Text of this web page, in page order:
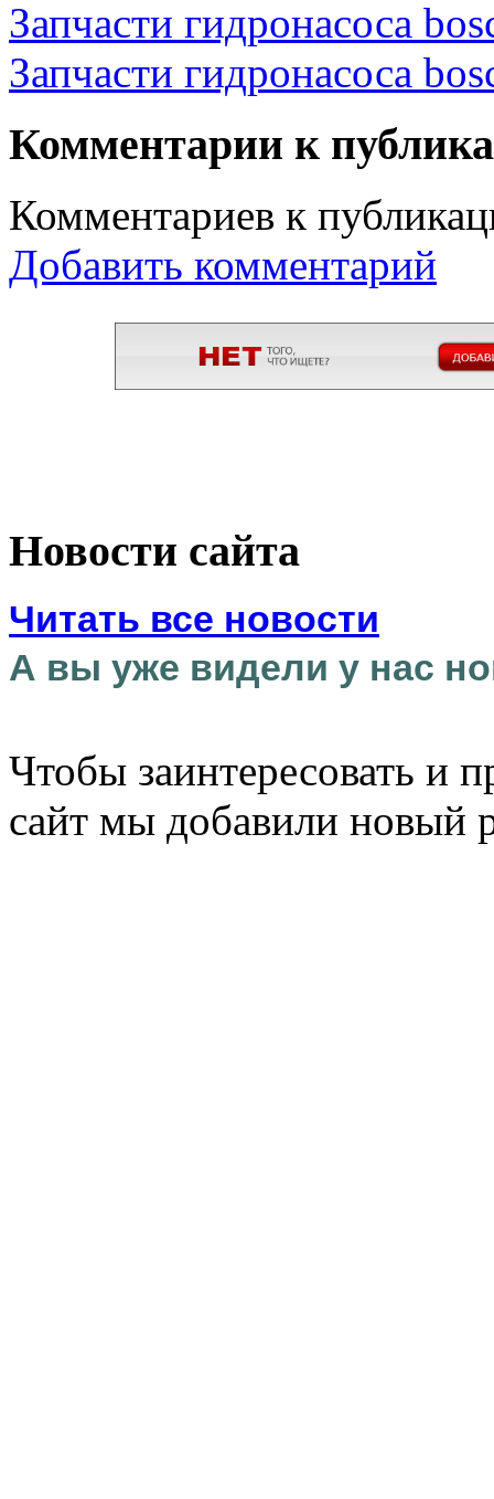
Запчасти гидронасоса
Запчасти гидронасоса
Комментарии к
Комментариев к
Добавить комментарий
Новости сайта
Читать все новости
А вы уже видели у нас
Чтобы заинтересовать и
сайт мы добавили новый